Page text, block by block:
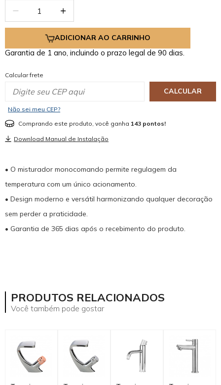
ADICIONAR AO CARRINHO
Garantia de 1 ano, incluindo o prazo legal de 90 dias.
Calcular frete
CALCULAR
Não sei meu CEP?
Comprando este produto, você ganha 143 pontos!
Download Manual de Instalação
• O misturador monocomando permite regulagem da
temperatura com um único acionamento.
• Design moderno e versátil harmonizando qualquer decoração
sem perder a praticidade.
• Garantia de 365 dias após o recebimento do produto.
PRODUTOS RELACIONADOS
Você também pode gostar